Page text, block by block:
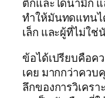
ทำให้มันทดแทน
เล็ก และผู้ที่ไม่ใ
ข้อได้เปรียบคือค
เคย มากกว่าคว
ลึกของการวิเคร